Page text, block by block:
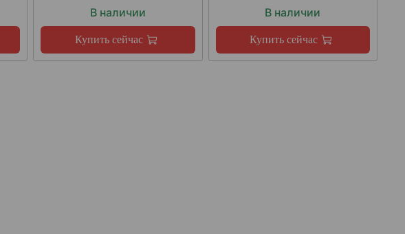
В наличии
Купить сейчас
В наличии
Купить сейчас